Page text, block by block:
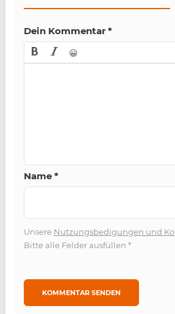
Dein Kommentar *
😀
Name *
Unsere Nutzungsbedigungen und
Bitte alle Felder ausfüllen *